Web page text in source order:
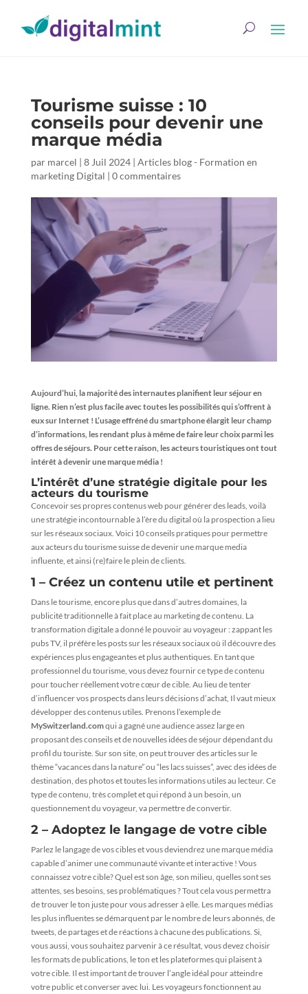
Tourisme suisse : 10
conseils pour devenir une
marque média
par marcel | 8 Juil 2024| Articles blog - Formation en
marketing Digital | 0 commentaires
Aujourd’hui, la majorité des internautes planifient leur séjour en
ligne. Rien n’est plus facile avec toutes les possibilités qui s’offrent à
eux sur Internet ! L’usage effréné du smartphone élargit leur champ
d’informations, les rendant plus à même de faire leur choix parmi les
offres de séjours. Pour cette raison, les acteurs touristiques ont tout
intérêt à devenir une marque média !
L’intérêt d’une stratégie digitale pour les
acteurs du tourisme
Concevoir ses propres contenus web pour générer des leads, voilà
une stratégie incontournable à l’ère du digital où la prospection a lieu
sur les réseaux sociaux. Voici 10 conseils pratiques pour permettre
aux acteurs du tourisme suisse de devenir une marque media
influente, et ainsi (re)faire le plein de clients.
1 – Créez un contenu utile et pertinent
Dans le tourisme, encore plus que dans d’autres domaines, la
publicité traditionnelle à fait place au marketing de contenu. La
transformation digitale a donné le pouvoir au voyageur : zappant les
pubs TV, il préfère les posts sur les réseaux sociaux où il découvre des
expériences plus engageantes et plus authentiques. En tant que
professionnel du tourisme, vous devez fournir ce type de contenu
pour toucher réellement votre cœur de cible. Au lieu de tenter
d’influencer vos prospects dans leurs décisions d’achat, Il vaut mieux
développer des contenus utiles. Prenons l’exemple de
MySwitzerland.comqui a gagné une audience assez large en
proposant des conseils et de nouvelles idées de séjour dépendant du
profil du touriste. Sur son site, on peut trouver des articles sur le
thème “vacances dans la nature” ou “les lacs suisses”, avec des idées de
destination, des photos et toutes les informations utiles au lecteur. Ce
type de contenu, très complet et qui répond à un besoin, un
questionnement du voyageur, va permettre de convertir.
2 – Adoptez le langage de votre cible
Parlez le langage de vos cibles et vous deviendrez une marque média
capable d’animer une communauté vivante et interactive ! Vous
connaissez votre cible? Quel est son âge, son milieu, quelles sont ses
attentes, ses besoins, ses problématiques ? Tout cela vous permettra
de trouver le ton juste pour vous adresser à elle. Les marques médias
les plus influentes se démarquent par le nombre de leurs abonnés, de
tweets, de partages et de réactions à chacune des publications. Si,
vous aussi, vous souhaitez parvenir à ce résultat, vous devez choisir
les formats de publications, le ton et les plateformes qui plaisent à
votre cible. Il est important de trouver l’angle idéal pour atteindre
votre public et converser avec lui. Les voyageurs fonctionnent au